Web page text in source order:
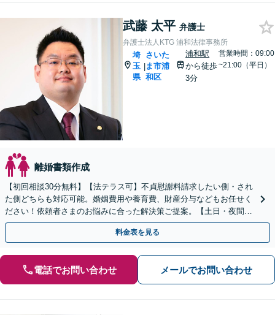
武藤 太平 弁護士
弁護士法人KTG 浦和法律事務所
埼
玉
県
|
さいた
ま市浦
和区
浦和駅
から徒歩
3分
営業時間：09:00
~21:00（平日）
離婚書類作成
【初回相談30分無料】【法テラス可】不貞慰謝料請求したい側・され
た側どちらも対応可能。婚姻費用や養育費、財産分与などもお任せく
ださい！依頼者さまのお悩みに合った解決策ご提案。【土日・夜間面
談可】【浦和駅3分】
料金表を見る
電話でお問い合わせ メールでお問い合わせ